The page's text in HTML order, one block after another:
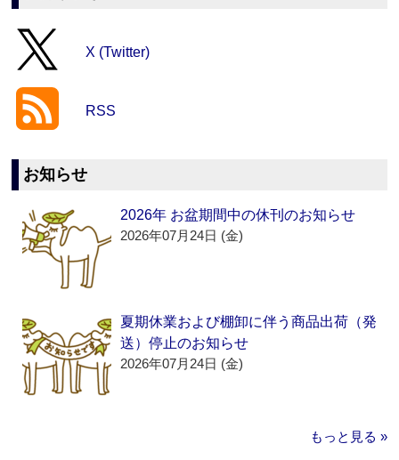
X (Twitter)
RSS
お知らせ
2026年 お盆期間中の休刊のお知らせ
2026年07月24日 (金)
夏期休業および棚卸に伴う商品出荷（発
送）停止のお知らせ
2026年07月24日 (金)
もっと見る »